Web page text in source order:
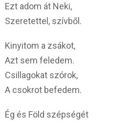
Ezt adom át Neki,
Szeretettel, szívből.
Kinyitom a zsákot,
Azt sem feledem.
Csillagokat szórok,
A csokrot befedem.
Ég és Föld szépségét